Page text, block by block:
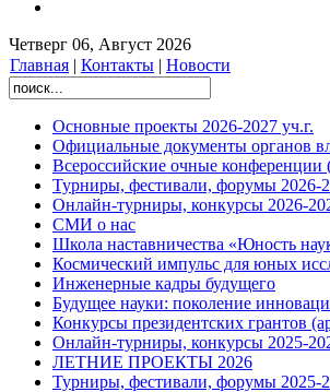
Четверг 06, Август 2026
Главная | Контакты | Новости
Основные проекты 2026-2027 уч.г.
Официальные документы органов
Всероссийские очные конференции
Турниры, фестивали, форумы 2026-
Онлайн-турниры, конкурсы 2026-
СМИ о нас
Школа наставничества «Юность
Космический импульс для юных
Инженерные кадры будущего
Будущее науки: поколение
Конкурсы президентских грантов
Онлайн-турниры, конкурсы 2025-
ЛЕТНИЕ ПРОЕКТЫ 2026
Турниры, фестивали, форумы 2025-